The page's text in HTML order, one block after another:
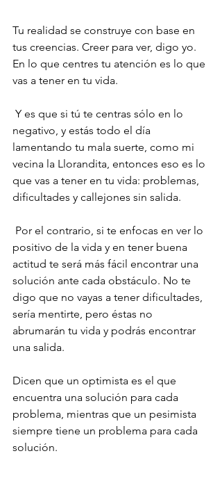
Tu realidad se construye con base en
tus creencias. Creer para ver, digo yo.
En lo que centres tu atención es lo que
vas a tener en tu vida.
negativo, y estás todo el día
lamentando tu mala suerte, como mi
vecina la Llorandita, entonces eso es lo
que vas a tener en tu vida: problemas,
dificultades y callejones sin salida.
positivo de la vida y en tener buena
actitud te será más fácil encontrar una
solución ante cada obstáculo. No te
digo que no vayas a tener dificultades,
sería mentirte, pero éstas no
abrumarán tu vida y podrás encontrar
una salida.
Dicen que un optimista es el que
encuentra una solución para cada
problema, mientras que un pesimista
siempre tiene un problema para cada
solución.